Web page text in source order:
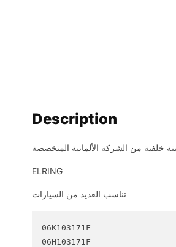
Description
خلفية من الشركة الألمانية المتخصصة
ELRING
تناسب العديد من السيارات
06K103171F
06H103171F